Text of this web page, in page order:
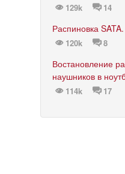
129k 14
Распиновка SATA.
120k 8
Востановление
наушников в
114k 17